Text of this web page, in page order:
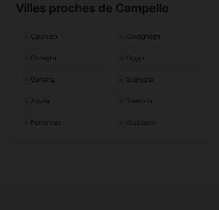
Villes proches de Campello
Calonico Cavagnago
Cureglia Oggio
Gandria Scareglia
Aquila Tremona
Personico Giubiasco